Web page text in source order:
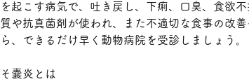
を起こす病気で、吐き戻し、下痢、口臭、食欲
質や抗真菌剤が使われ、また不適切な食事の改
ら、できるだけ早く動物病院を受診しましょう。﻿
そ嚢炎とは﻿